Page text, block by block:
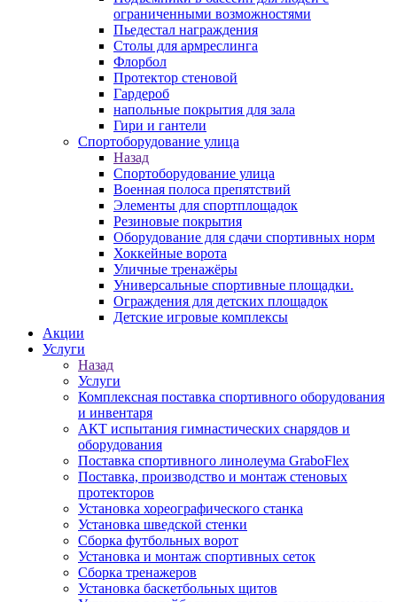
ограниченными возможностями
Пьедестал награждения
Столы для армреслинга
Флорбол
Протектор стеновой
Гардероб
напольные покрытия для зала
Гири и гантели
Спортоборудование улица
Назад
Спортоборудование улица
Военная полоса препятствий
Элементы для спортплощадок
Резиновые покрытия
Оборудование для сдачи спортивных норм
Хоккейные ворота
Уличные тренажёры
Универсальные спортивные площадки.
Ограждения для детских площадок
Детские игровые комплексы
Акции
Услуги
Назад
Услуги
Комплексная поставка спортивного оборудования
и инвентаря
АКТ испытания гимнастических снарядов и
оборудования
Поставка спортивного линолеума GraboFlex
Поставка, производство и монтаж стеновых
протекторов
Установка хореографического станка
Установка шведской стенки
Сборка футбольных ворот
Установка и монтаж спортивных сеток
Сборка тренажеров
Установка баскетбольных щитов